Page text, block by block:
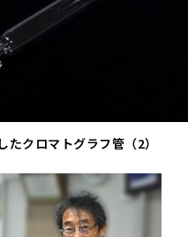
たクロマトグラフ管（2）